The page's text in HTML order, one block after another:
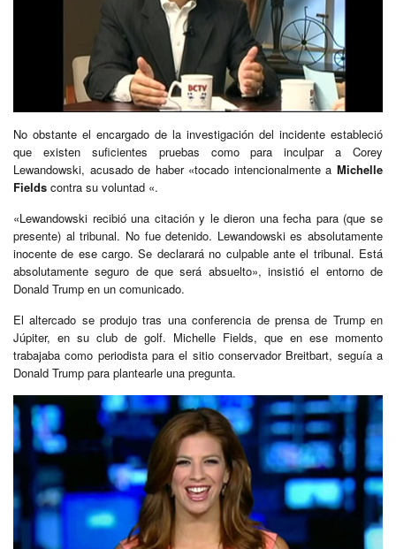
No obstante el encargado de la investigación del incidente estableció
que existen suficientes pruebas como para inculpar a Corey
Lewandowski, acusado de haber «tocado intencionalmente a Michelle
Fields contra su voluntad «.
«Lewandowski recibió una citación y le dieron una fecha para (que se
presente) al tribunal. No fue detenido. Lewandowski es absolutamente
inocente de ese cargo. Se declarará no culpable ante el tribunal. Está
absolutamente seguro de que será absuelto», insistió el entorno de
Donald Trump en un comunicado.
El altercado se produjo tras una conferencia de prensa de Trump en
Júpiter, en su club de golf. Michelle Fields, que en ese momento
trabajaba como periodista para el sitio conservador Breitbart, seguía a
Donald Trump para plantearle una pregunta.